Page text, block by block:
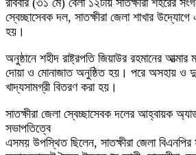
রবিবার (৩১ মে) বেলা ১২টায় সাতক্ষীরা শহরের
স্বেচ্ছাসেবক দল, সাতক্ষীরা জেলা শাখার
হয়।
অনুষ্ঠানে শহীদ রাষ্ট্রপতি জিয়াউর রহমানের আত্মার
দোয়া ও মোনাজাত অনুষ্ঠিত হয়। পরে অসহায় ও
খাদ্যসামগ্রী বিতরণ করা হয়।
সাতক্ষীরা জেলা স্বেচ্ছাসেবক দলের আহ্বায়ক
সভাপতিত্বে
এসময় উপস্থিত ছিলেন, সাতক্ষীরা জেলা